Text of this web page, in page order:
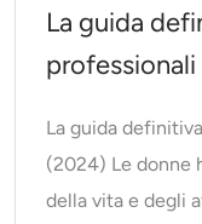
La guida
La guida
(2024) Le donne
della vita e degli